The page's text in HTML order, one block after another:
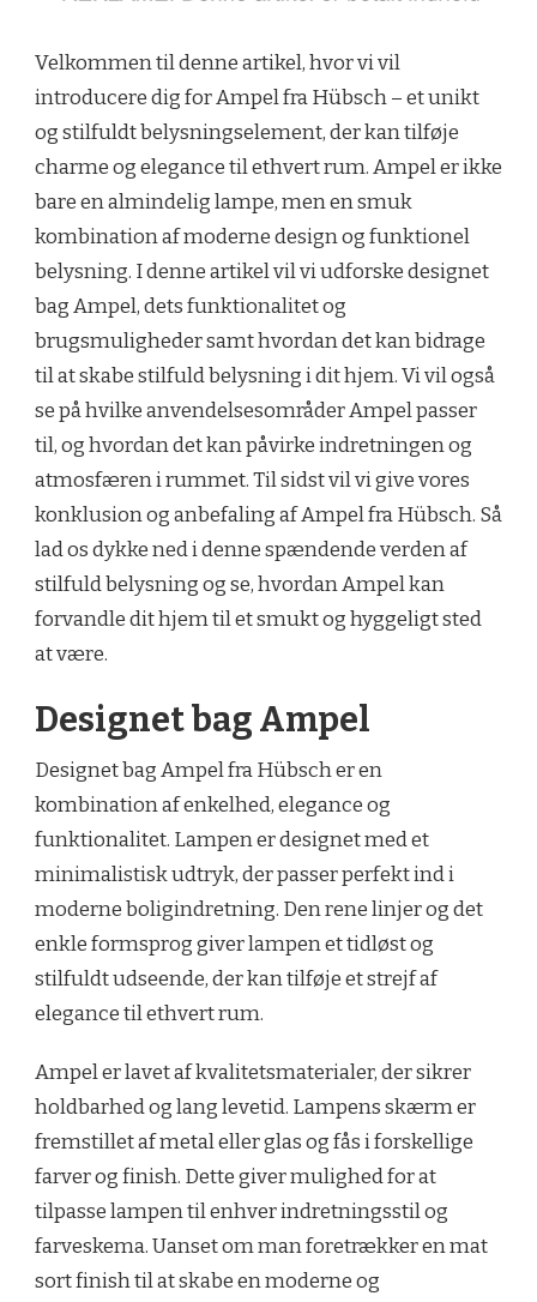
Velkommen til denne artikel, hvor vi vil
introducere dig for Ampel fra Hübsch – et unikt
og stilfuldt belysningselement, der kan tilføje
charme og elegance til ethvert rum. Ampel er ikke
bare en almindelig lampe, men en smuk
kombination af moderne design og funktionel
belysning. I denne artikel vil vi udforske designet
bag Ampel, dets funktionalitet og
brugsmuligheder samt hvordan det kan bidrage
til at skabe stilfuld belysning i dit hjem. Vi vil også
se på hvilke anvendelsesområder Ampel passer
til, og hvordan det kan påvirke indretningen og
atmosfæren i rummet. Til sidst vil vi give vores
konklusion og anbefaling af Ampel fra Hübsch. Så
lad os dykke ned i denne spændende verden af
stilfuld belysning og se, hvordan Ampel kan
forvandle dit hjem til et smukt og hyggeligt sted
at være.
Designet bag Ampel
Designet bag Ampel fra Hübsch er en
kombination af enkelhed, elegance og
funktionalitet. Lampen er designet med et
minimalistisk udtryk, der passer perfekt ind i
moderne boligindretning. Den rene linjer og det
enkle formsprog giver lampen et tidløst og
stilfuldt udseende, der kan tilføje et strejf af
elegance til ethvert rum.
Ampel er lavet af kvalitetsmaterialer, der sikrer
holdbarhed og lang levetid. Lampens skærm er
fremstillet af metal eller glas og fås i forskellige
farver og finish. Dette giver mulighed for at
tilpasse lampen til enhver indretningsstil og
farveskema. Uanset om man foretrækker en mat
sort finish til at skabe en moderne og